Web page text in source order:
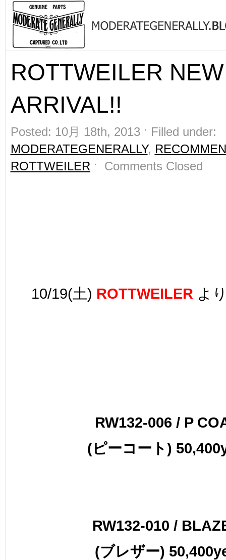
ROTTWEILER NEW
ARRIVAL!!
Posted: 10月 18th, 2013 ˑ Filled under:
MODERATEGENERALLY,
ROTTWEILER ˑ Comments Closed
10/19(土) ROTTWEILER よ
RW132-006 / P
(ピーコート)
RW132-010 /
(ブレザー)